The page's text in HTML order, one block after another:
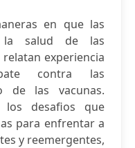
en que las
la salud de las
experiencia
contra las
de las vacunas.
los desafios que
para enfrentar a
y reemergentes,